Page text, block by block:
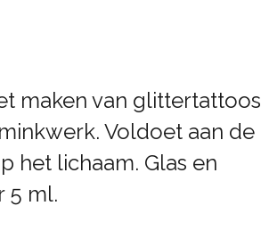
maken van glittertattoos
Voldoet aan de
het lichaam. Glas en
5 ml.